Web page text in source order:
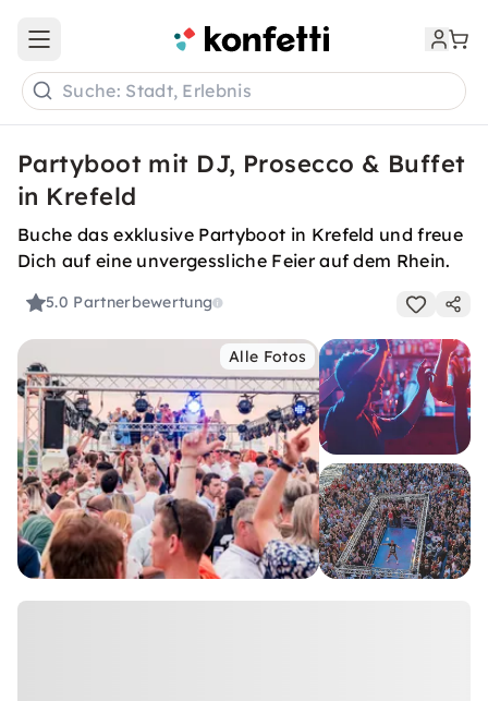
Open main menu
Suche: Stadt, Erlebnis
Partyboot mit DJ, Prosecco & Buffet
in Krefeld
Buche das exklusive Partyboot in Krefeld und freue
Dich auf eine unvergessliche Feier auf dem Rhein.
5.0 Partnerbewertung
Alle Fotos